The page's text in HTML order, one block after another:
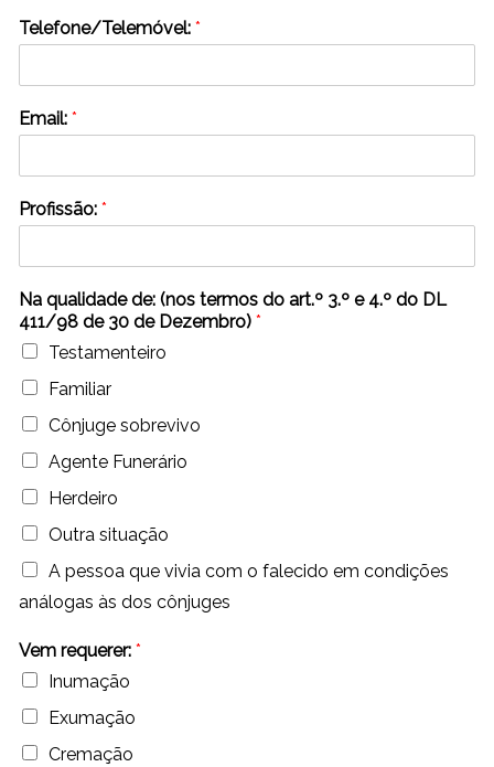
Telefone/Telemóvel: *
Email: *
Profissão: *
Na qualidade de: (nos termos do art.º 3.º e 4.º do DL
411/98 de 30 de Dezembro) *
Testamenteiro
Familiar
Cônjuge sobrevivo
Agente Funerário
Herdeiro
Outra situação
A pessoa que vivia com o falecido em condições
análogas às dos cônjuges
Vem requerer: *
Inumação
Exumação
Cremação